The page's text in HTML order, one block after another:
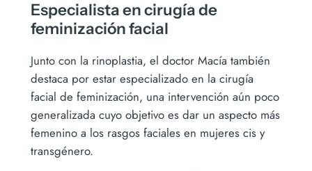
Especialista en cirugía de
feminización facial
Junto con la rinoplastia, el doctor Macía también
destaca por estar especializado en la cirugía
facial de feminización, una intervención aún poco
generalizada cuyo objetivo es dar un aspecto más
femenino a los rasgos faciales en mujeres cis y
transgénero.